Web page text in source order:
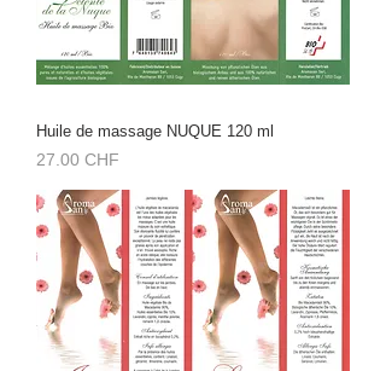
Huile de massage NUQUE 120 ml
Prix
27.00 CHF